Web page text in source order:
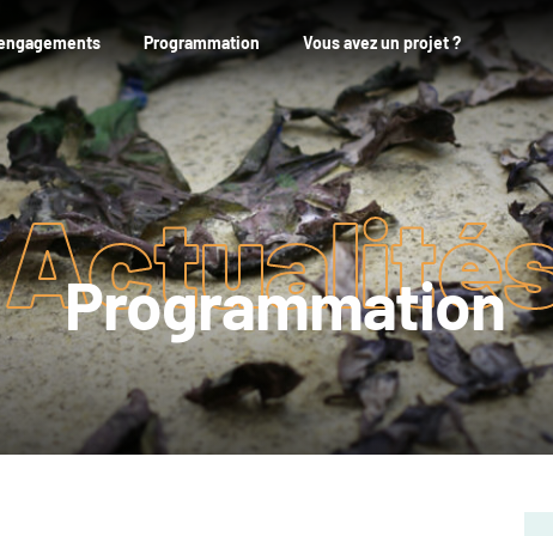
Programmation Vous avez un projet ?
Programmation